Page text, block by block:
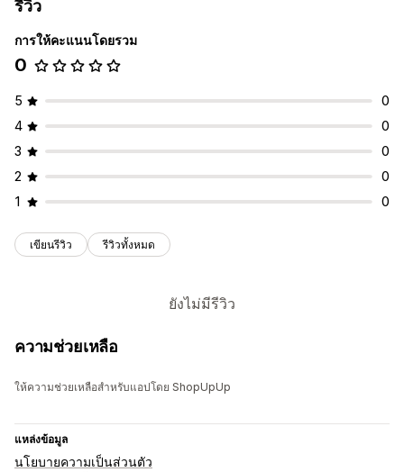
รีวิว
การให้คะแนนโดยรวม
0
5
0
4
0
3
0
2
0
1
0
เขียนรีวิว รีวิวทั้งหมด
ยังไม่มีรีวิว
ความช่วยเหลือ
ให้ความช่วยเหลือสำหรับแอปโดย ShopUpUp
แหล่งข้อมูล
นโยบายความเป็นส่วนตัว